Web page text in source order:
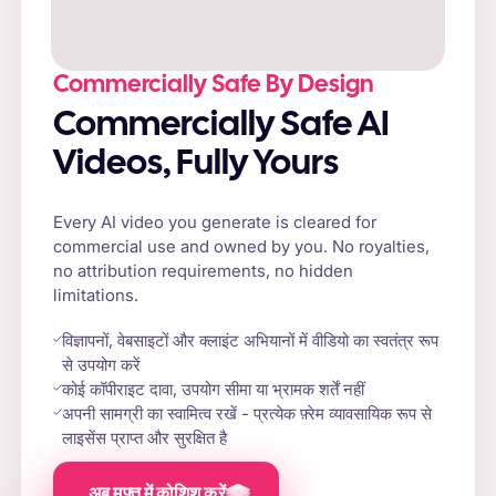
Commercially Safe By Design
Commercially Safe AI
Videos, Fully Yours
Every AI video you generate is cleared for
commercial use and owned by you. No royalties,
no attribution requirements, no hidden
limitations.
विज्ञापनों, वेबसाइटों और क्लाइंट अभियानों में वीडियो का स्वतंत्र रूप
से उपयोग करें
कोई कॉपीराइट दावा, उपयोग सीमा या भ्रामक शर्तें नहीं
अपनी सामग्री का स्वामित्व रखें - प्रत्येक फ़्रेम व्यावसायिक रूप से
लाइसेंस प्राप्त और सुरक्षित है